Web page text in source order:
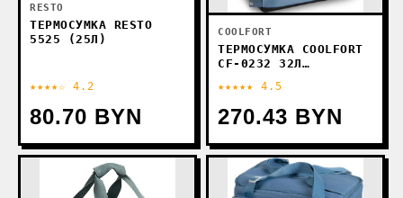
RESTO
ТЕРМОСУМКА RESTO
5525 (25Л)
★★★★☆ 4.2
80.70 BYN
COOLFORT
ТЕРМОСУМКА COOLFORT
CF-0232 32Л
★★★★★ 4.5
270.43 BYN